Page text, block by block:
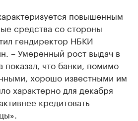
повышенным
средства со стороны
гендиректор НБКИ
– Умеренный рост выдач в
показал, что банки, помимо
хорошо известными им
характерно для декабря
кредитовать